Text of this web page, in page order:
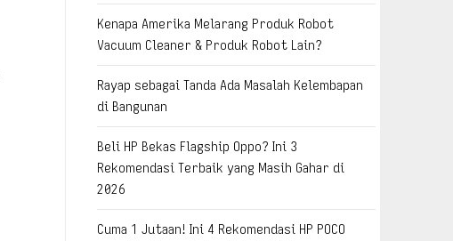
Kenapa Amerika Melarang Produk Robot
Vacuum Cleaner & Produk Robot Lain?
Rayap sebagai Tanda Ada Masalah Kelembapan
di Bangunan
Beli HP Bekas Flagship Oppo? Ini 3
Rekomendasi Terbaik yang Masih Gahar di
2026
Cuma 1 Jutaan! Ini 4 Rekomendasi HP POCO